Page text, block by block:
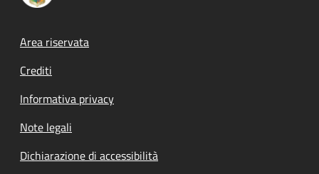
Footer menu
Area riservata
Crediti
Informativa privacy
Note legali
Dichiarazione di accessibilità